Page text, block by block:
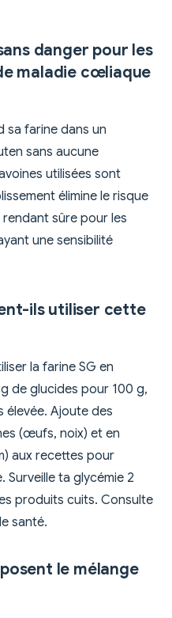
danger pour les
maladie cœliaque
sa farine dans un
sans aucune
utilisées sont
élimine le risque
sûre pour les
une sensibilité
ils utiliser cette
la farine SG en
de glucides pour 100 g,
élevée. Ajoute des
(œufs, noix) et en
aux recettes pour
Surveille ta glycémie 2
produits cuits. Consulte
santé.
le mélange